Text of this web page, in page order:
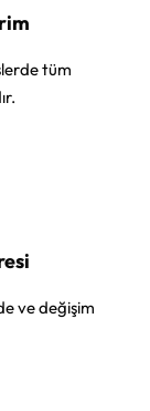
tüm
ve değişim